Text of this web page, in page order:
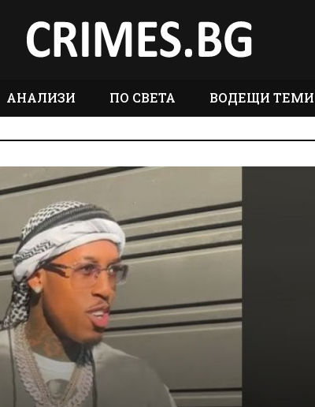
АНАЛИЗИ ПО СВЕТА ВОДЕЩИ ТЕМИ